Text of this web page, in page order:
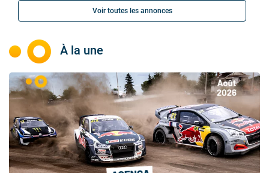
Voir toutes les annonces
À la une